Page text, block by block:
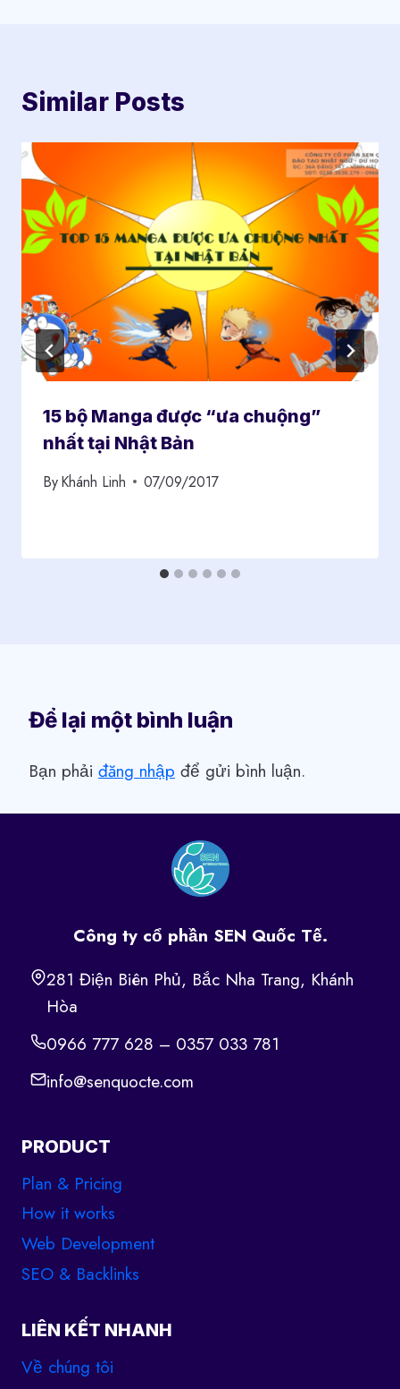
Similar Posts
15 bộ Manga được “ưa chuộng”
nhất tại Nhật Bản
ByKhánh Linh 07/09/2017
Để lại một bình luận
Bạn phải đăng nhập để gửi bình luận.
Công ty cổ phần SEN Quốc Tế.
281 Điện Biên Phủ, Bắc Nha Trang, Khánh
Hòa
0966 777 628 – 0357 033 781
info@senquocte.com
PRODUCT
Plan & Pricing
How it works
Web Development
SEO & Backlinks
LIÊN KẾT NHANH
Về chúng tôi